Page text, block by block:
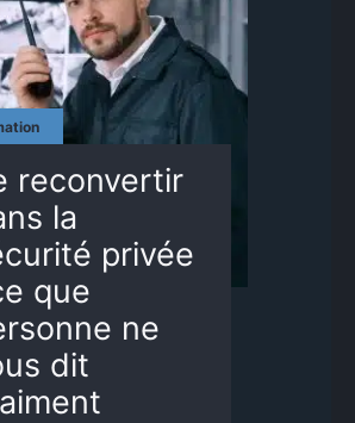
reconvertir
la
privée
que
ne
dit